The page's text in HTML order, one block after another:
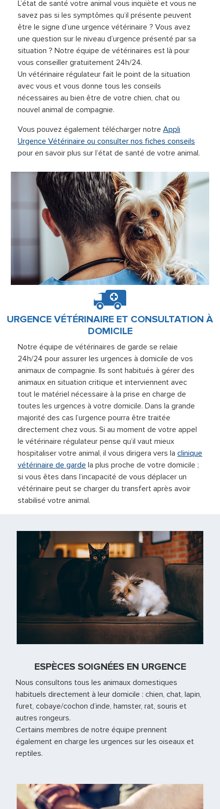
L’état de santé votre animal vous inquiète et vous ne
savez pas si les symptômes qu’il présente peuvent
être le signe d’une urgence vétérinaire ? Vous avez
une question sur le niveau d’urgence présenté par sa
situation ? Notre équipe de vétérinaires est là pour
vous conseiller gratuitement 24h/24.
Un vétérinaire régulateur fait le point de la situation
avec vous et vous donne tous les conseils
nécessaires au bien être de votre chien, chat ou
nouvel animal de compagnie.
Vous pouvez également télécharger notre Appli
Urgence Vétérinaire ou consulter nos fiches conseils
pour en savoir plus sur l’état de santé de votre animal.
URGENCE VÉTÉRINAIRE ET CONSULTATION À
DOMICILE
Notre équipe de vétérinaires de garde se relaie
24h/24 pour assurer les urgences à domicile de vos
animaux de compagnie. Ils sont habitués à gérer des
animaux en situation critique et interviennent avec
tout le matériel nécessaire à la prise en charge de
toutes les urgences à votre domicile. Dans la grande
majorité des cas l’urgence pourra être traitée
directement chez vous. Si au moment de votre appel
le vétérinaire régulateur pense qu’il vaut mieux
hospitaliser votre animal, il vous dirigera vers la clinique
vétérinaire de garde la plus proche de votre domicile ;
si vous êtes dans l’incapacité de vous déplacer un
vétérinaire peut se charger du transfert après avoir
stabilisé votre animal.
ESPÈCES SOIGNÉES EN URGENCE
Nous consultons tous les animaux domestiques
habituels directement à leur domicile : chien, chat, lapin,
furet, cobaye/cochon d’inde, hamster, rat, souris et
autres rongeurs.
Certains membres de notre équipe prennent
également en charge les urgences sur les oiseaux et
reptiles.